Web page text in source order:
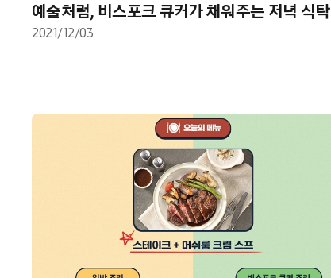
예술처럼, 비스포크 큐커가 채워주는 저녁 식탁
2021/12/03